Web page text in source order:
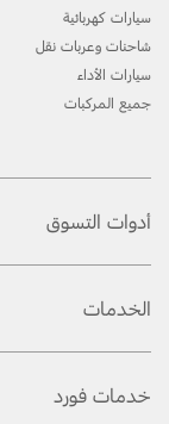
سيارات كهربائية
شاحنات وعربات نقل
سيارات الأداء
جميع المركبات
أدوات التسوق
الخدمات
خدمات فورد